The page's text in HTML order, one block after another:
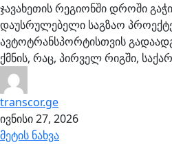
ჯავახეთის რეგიონში დროში
დაუსრულებელი საგზაო
ავტოტრანსპორტისთვის
ქმნის, რაც, პირველ რიგში,
transcor.ge
ივნისი 27, 2026
მეტის ნახვა